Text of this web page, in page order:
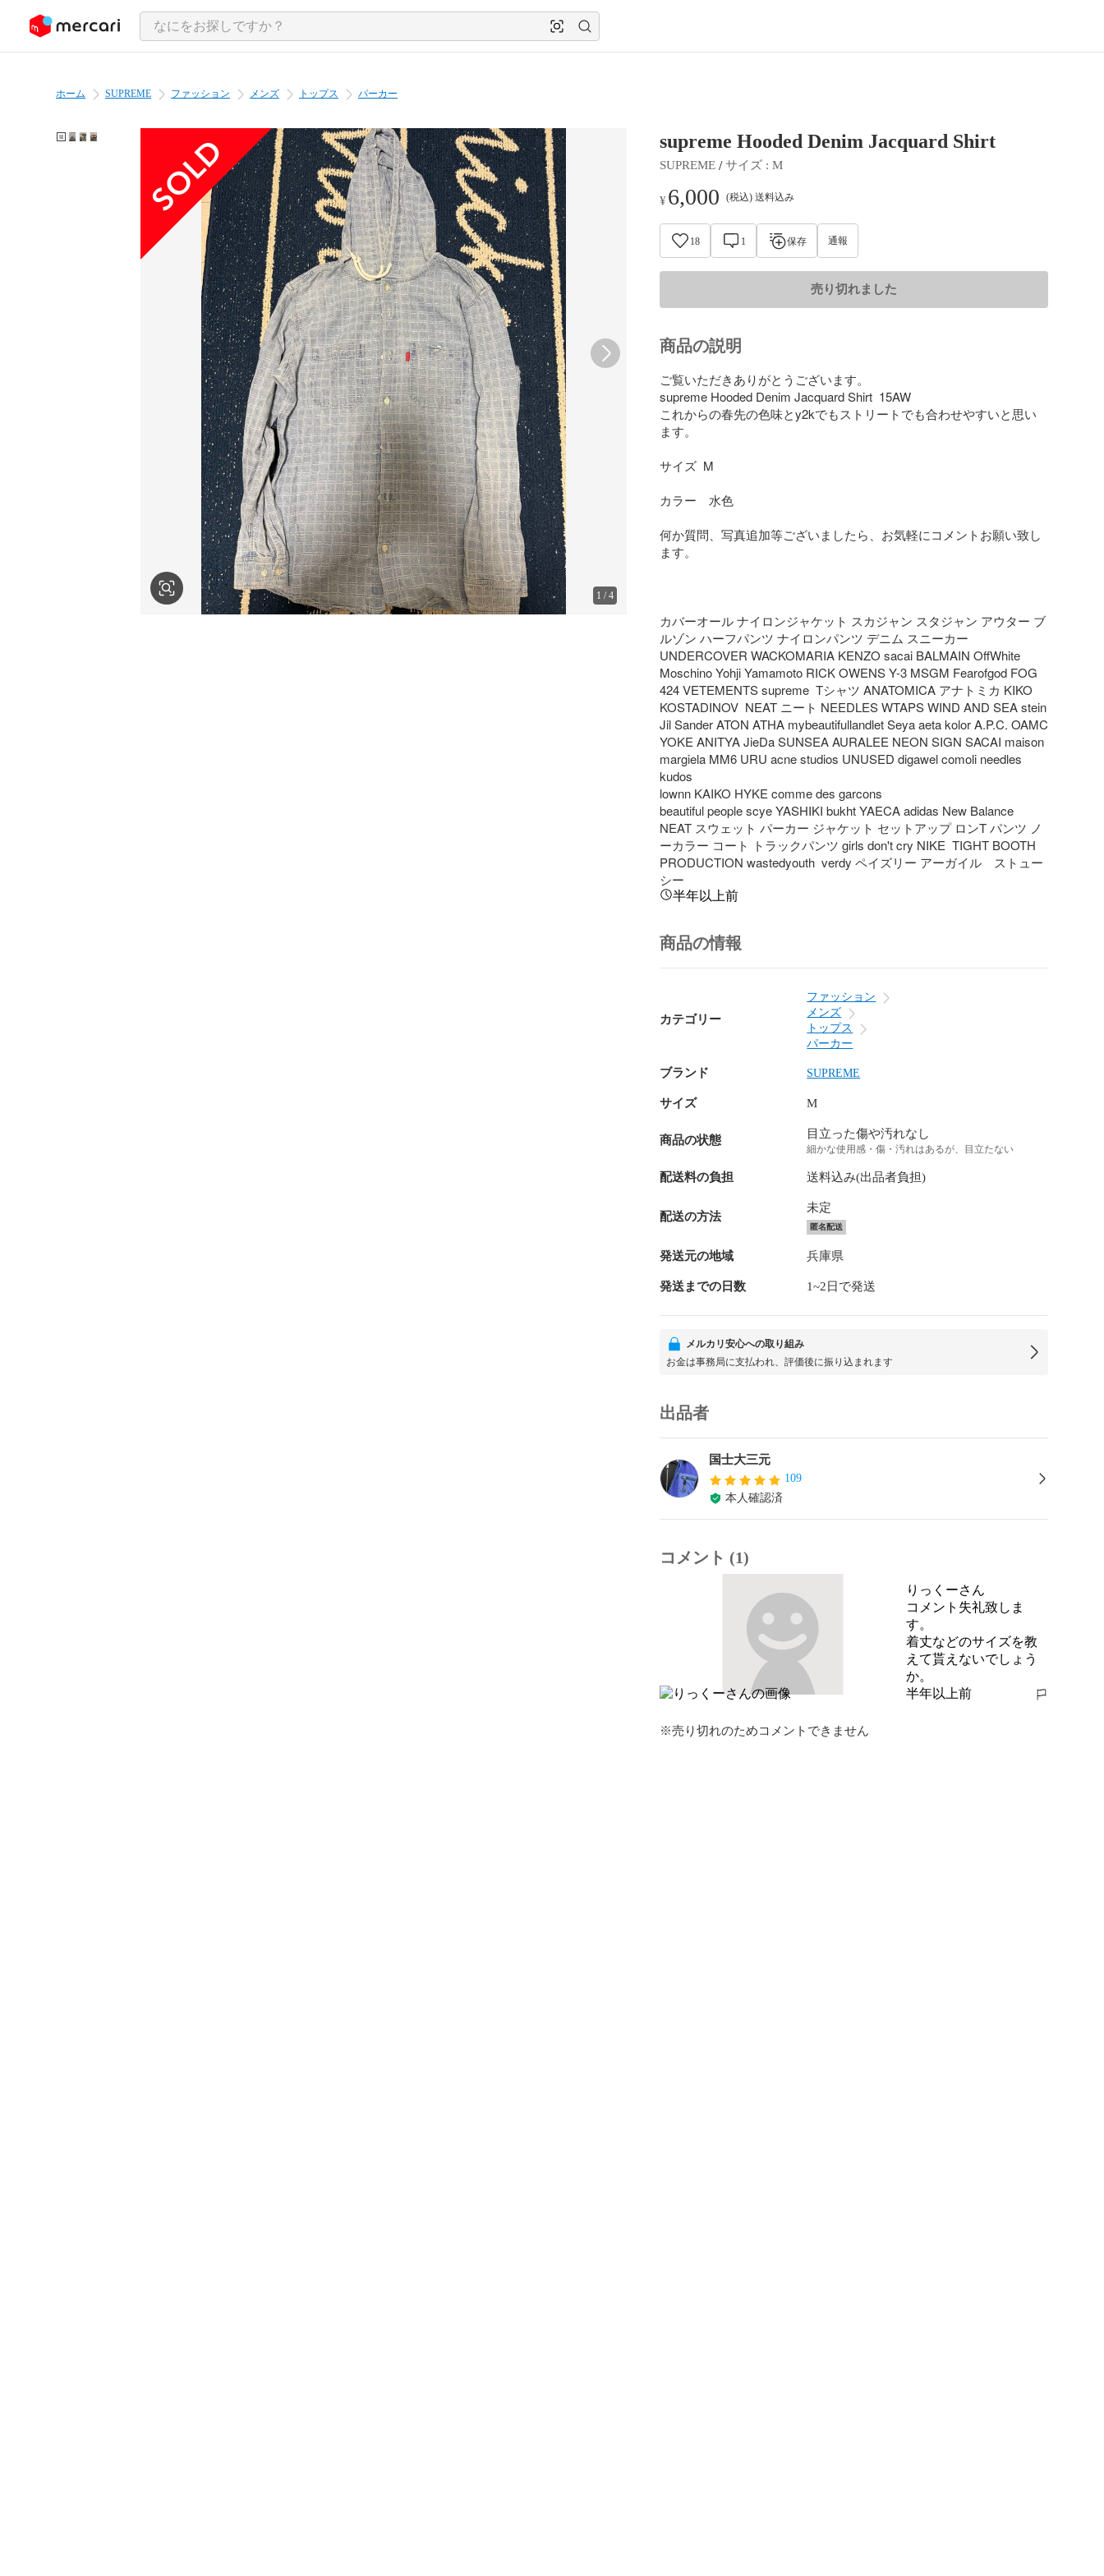
ツにスキップ
ホーム SUPREME ファッション メンズ トップス パーカー
1 /4
supreme Hooded Denim Jacquard Shirt
SUPREME / サイズ : M
¥ 6,000 (税込) 送料込み
18 1 保存 通報
売り切れました
商品の説明
ご覧いただきありがとうございます。
supreme Hooded Denim Jacquard Shirt  15AW
これからの春先の色味とy2kでもストリートでも合わせやすいと思い
ます。
サイズ  M
カラー　水色
何か質問、写真追加等ございましたら、お気軽にコメントお願い致し
ます。
カバーオール ナイロンジャケット スカジャン スタジャン アウター ブ
ルゾン ハーフパンツ ナイロンパンツ デニム スニーカー
UNDERCOVER WACKOMARIA KENZO sacai BALMAIN OffWhite
Moschino Yohji Yamamoto RICK OWENS Y-3 MSGM Fearofgod FOG
424 VETEMENTS supreme  Tシャツ ANATOMICA アナトミカ KIKO
KOSTADINOV  NEAT ニート NEEDLES WTAPS WIND AND SEA stein
Jil Sander ATON ATHA mybeautifullandlet Seya aeta kolor A.P.C. OAMC
YOKE ANITYA JieDa SUNSEA AURALEE NEON SIGN SACAI maison
margiela MM6 URU acne studios UNUSED digawel comoli needles
kudos
lownn KAIKO HYKE comme des garcons
beautiful people scye YASHIKI bukht YAECA adidas New Balance
NEAT スウェット パーカー ジャケット セットアップ ロンT パンツ ノ
ーカラー コート トラックパンツ girls don't cry NIKE  TIGHT BOOTH
PRODUCTION wastedyouth  verdy ペイズリー アーガイル　ストュー
シー
半年以上前
商品の情報
カテゴリー
ファッション
メンズ
トップス
パーカー
ブランド SUPREME
サイズ M
商品の状態 目立った傷や汚れなし
細かな使用感・傷・汚れはあるが、目立たない
配送料の負担 送料込み(出品者負担)
配送の方法
未定
匿名配送
発送元の地域 兵庫県
発送までの日数 1~2日で発送
メルカリ安心への取り組み
お金は事務局に支払われ、評価後に振り込まれます
出品者
国士大三元
109
本人確認済
コメント (1)
りっくーさん
コメント失礼致しま
す。
着丈などのサイズを教
えて貰えないでしょう
か。
半年以上前
報告する
※売り切れのためコメントできません